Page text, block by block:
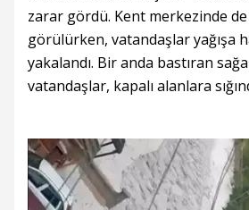
zarar gördü. Kent merkezinde
görülürken, vatandaşlar yağışa
yakalandı. Bir anda bastıran
vatandaşlar, kapalı alanlara